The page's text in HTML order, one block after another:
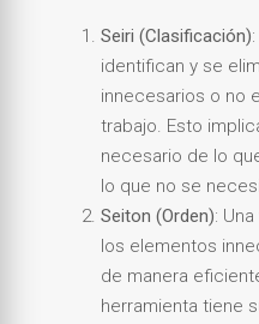
Seiri (Clasificación)
identifican y se
innecesarios o no
trabajo. Esto
necesario de lo
lo que no se
Seiton (Orden):
los elementos
de manera
herramienta tiene